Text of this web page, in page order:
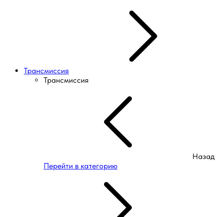
Трансмиссия
Трансмиссия
Назад
Перейти в категорию